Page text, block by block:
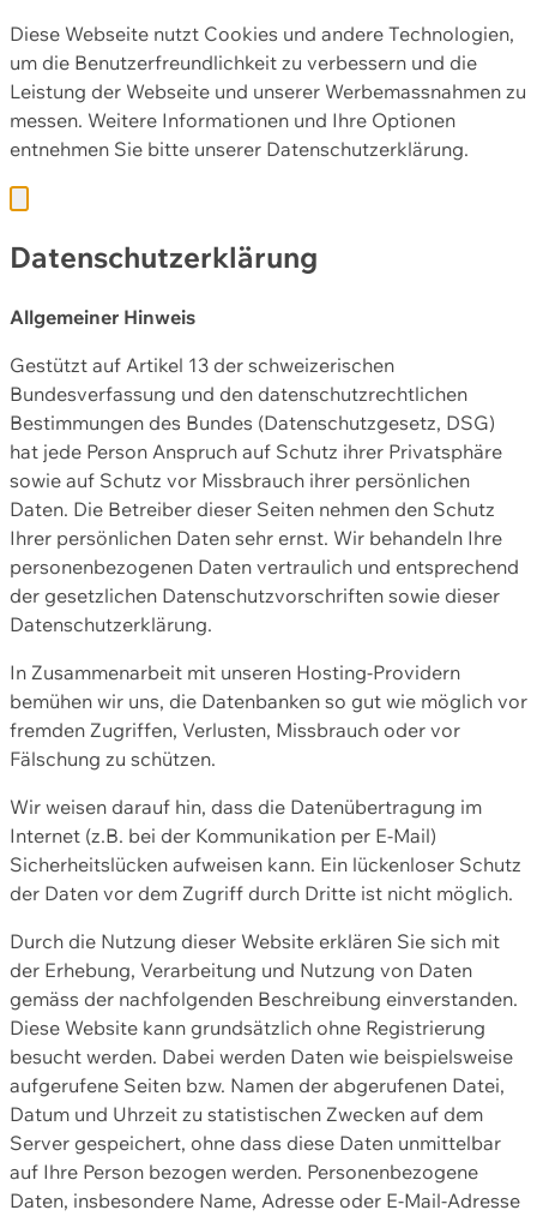
Diese Webseite nutzt Cookies und andere Technologien,
um die Benutzerfreundlichkeit zu verbessern und die
Leistung der Webseite und unserer Werbemassnahmen zu
messen. Weitere Informationen und Ihre Optionen
entnehmen Sie bitte unserer Datenschutzerklärung.
Datenschutzerklärung
Allgemeiner Hinweis
Gestützt auf Artikel 13 der schweizerischen
Bundesverfassung und den datenschutzrechtlichen
Bestimmungen des Bundes (Datenschutzgesetz, DSG)
hat jede Person Anspruch auf Schutz ihrer Privatsphäre
sowie auf Schutz vor Missbrauch ihrer persönlichen
Daten. Die Betreiber dieser Seiten nehmen den Schutz
Ihrer persönlichen Daten sehr ernst. Wir behandeln Ihre
personenbezogenen Daten vertraulich und entsprechend
der gesetzlichen Datenschutzvorschriften sowie dieser
Datenschutzerklärung.
In Zusammenarbeit mit unseren Hosting-Providern
bemühen wir uns, die Datenbanken so gut wie möglich vor
fremden Zugriffen, Verlusten, Missbrauch oder vor
Fälschung zu schützen.
Wir weisen darauf hin, dass die Datenübertragung im
Internet (z.B. bei der Kommunikation per E-Mail)
Sicherheitslücken aufweisen kann. Ein lückenloser Schutz
der Daten vor dem Zugriff durch Dritte ist nicht möglich.
Durch die Nutzung dieser Website erklären Sie sich mit
der Erhebung, Verarbeitung und Nutzung von Daten
gemäss der nachfolgenden Beschreibung einverstanden.
Diese Website kann grundsätzlich ohne Registrierung
besucht werden. Dabei werden Daten wie beispielsweise
aufgerufene Seiten bzw. Namen der abgerufenen Datei,
Datum und Uhrzeit zu statistischen Zwecken auf dem
Server gespeichert, ohne dass diese Daten unmittelbar
auf Ihre Person bezogen werden. Personenbezogene
Daten, insbesondere Name, Adresse oder E-Mail-Adresse